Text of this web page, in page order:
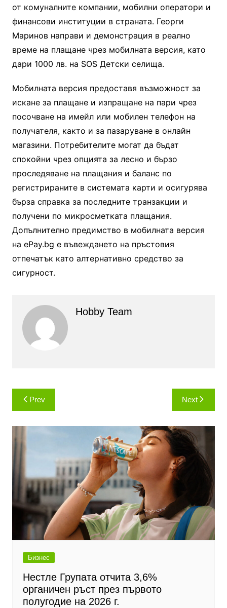
от комуналните компании, мобилни оператори и
финансови институции в страната. Георги
Маринов направи и демонстрация в реално
време на плащане чрез мобилната версия, като
дари 1000 лв. на SOS Детски селища.
Мобилната версия предоставя възможност за
искане за плащане и изпращане на пари чрез
посочване на имейл или мобилен телефон на
получателя, както и за пазаруване в онлайн
магазини. Потребителите могат да бъдат
спокойни чрез опцията за лесно и бързо
проследяване на плащания и баланс по
регистрираните в системата карти и осигурява
бърза справка за последните транзакции и
получени по микросметката плащания.
Допълнително предимство в мобилната версия
на ePay.bg e въвеждането на пръстовия
отпечатък като алтернативно средство за
сигурност.
Hobby Team
Навигация
Prev Next
Бизнес
Нестле Групата отчита 3,6%
органичен ръст през първото
полугодие на 2026 г.